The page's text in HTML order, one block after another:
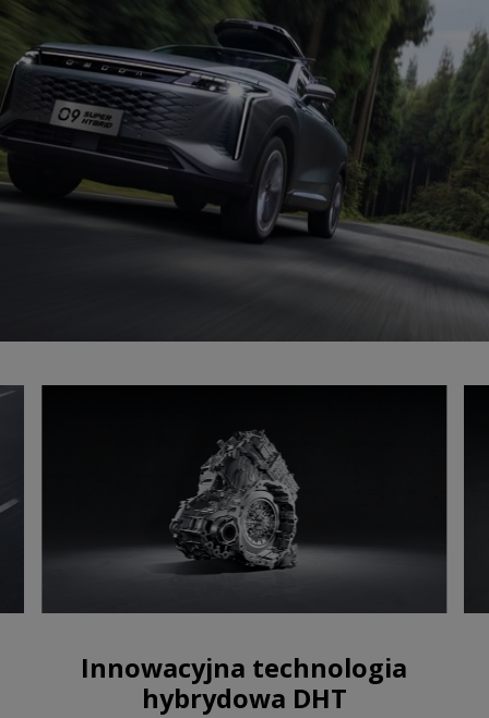
Innowacyjna technologia
hybrydowa DHT